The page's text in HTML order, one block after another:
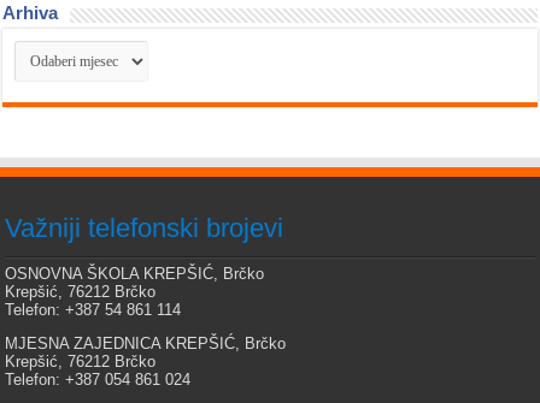
Arhiva
Arhiva
Važniji telefonski brojevi
OSNOVNA ŠKOLA KREPŠIĆ, Brčko
Krepšić, 76212 Brčko
Telefon: +387 54 861 114
MJESNA ZAJEDNICA KREPŠIĆ, Brčko
Krepšić, 76212 Brčko
Telefon: +387 054 861 024